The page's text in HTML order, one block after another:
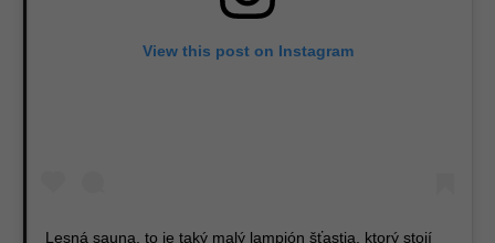
View this post on Instagram
Lesná sauna, to je taký malý lampión šťastia, ktorý stojí